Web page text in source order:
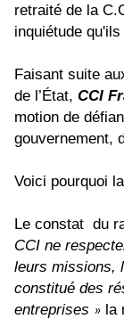
retraité de la
inquiétude
Faisant suite
de l’État, CCI
motion de
gouvernement,
Voici pourquoi
Le constat du
CCI ne
leurs missions,
constitué des
entreprises » la